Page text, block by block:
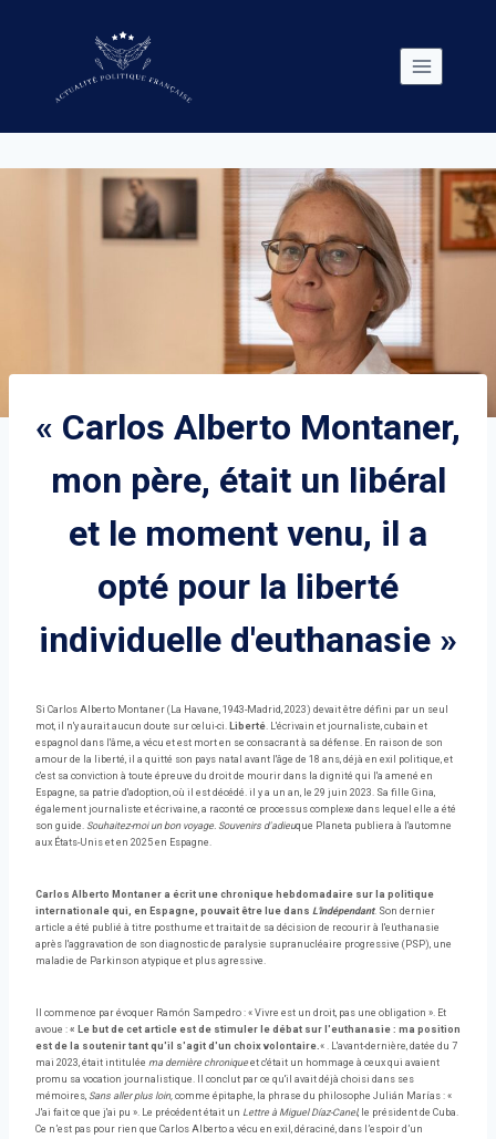
« Carlos Alberto Montaner,
mon père, était un libéral
et le moment venu, il a
opté pour la liberté
individuelle d'euthanasie »
Si Carlos Alberto Montaner (La Havane, 1943-Madrid, 2023) devait être défini par un seul
mot, il n'y aurait aucun doute sur celui-ci. Liberté. L'écrivain et journaliste, cubain et
espagnol dans l'âme, a vécu et est mort en se consacrant à sa défense. En raison de son
amour de la liberté, il a quitté son pays natal avant l'âge de 18 ans, déjà en exil politique, et
c'est sa conviction à toute épreuve du droit de mourir dans la dignité qui l'a amené en
Espagne, sa patrie d'adoption, où il est décédé. il y a un an, le 29 juin 2023. Sa fille Gina,
également journaliste et écrivaine, a raconté ce processus complexe dans lequel elle a été
son guide. Souhaitez-moi un bon voyage. Souvenirs d'adieuque Planeta publiera à l'automne
aux États-Unis et en 2025 en Espagne.
Carlos Alberto Montaner a écrit une chronique hebdomadaire sur la politique
internationale qui, en Espagne, pouvait être lue dans L'indépendant. Son dernier
article a été publié à titre posthume et traitait de sa décision de recourir à l'euthanasie
après l'aggravation de son diagnostic de paralysie supranucléaire progressive (PSP), une
maladie de Parkinson atypique et plus agressive.
Il commence par évoquer Ramón Sampedro : « Vivre est un droit, pas une obligation ». Et
avoue : « Le but de cet article est de stimuler le débat sur l'euthanasie : ma position
est de la soutenir tant qu'il s'agit d'un choix volontaire.« . L'avant-dernière, datée du 7
mai 2023, était intitulée ma dernière chronique et c'était un hommage à ceux qui avaient
promu sa vocation journalistique. Il conclut par ce qu'il avait déjà choisi dans ses
mémoires, Sans aller plus loin, comme épitaphe, la phrase du philosophe Julián Marías : «
J'ai fait ce que j'ai pu ». Le précédent était un Lettre à Miguel Díaz-Canel, le président de Cuba.
Ce n’est pas pour rien que Carlos Alberto a vécu en exil, déraciné, dans l’espoir d’un